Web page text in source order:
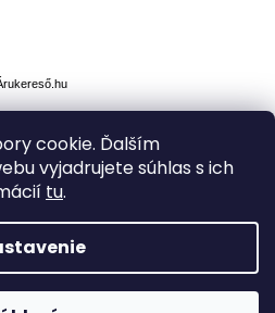
cookie. Ďalším
vyjadrujete súhlas s ich
tu.
Shoptet